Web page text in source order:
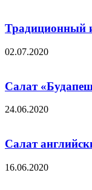
Традиционный
02.07.2020
Салат
24.06.2020
Салат
16.06.2020